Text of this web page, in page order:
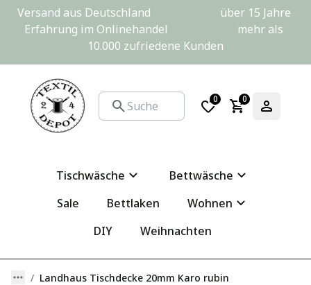
Versand aus Deutschland                         über 15 Jahre
Erfahrung im Onlinehandel                         mehr als
10.000 zufriedene Kunden
0 0
Tischwäsche
Bettwäsche
Sale
Bettlaken
Wohnen
DIY
Weihnachten
Landhaus Tischdecke 20mm Karo rubin